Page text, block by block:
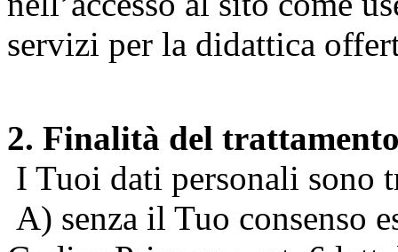
servizi per la didattica
2. Finalità del
I Tuoi dati personali sono
A) senza il Tuo consenso